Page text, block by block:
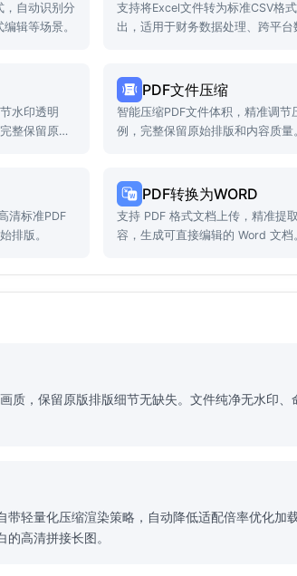
，自动识别分
辑等场景。
支持将Excel文件转为标准CSV格
出，适用于财务数据处理、跨平台
水印透明
整保留原始
PDF文件压缩
智能压缩PDF文件体积，精准调节
例，完整保留原始排版和内容质量
清标准PDF
排版。
PDF转换为WORD
支持 PDF 格式文档上传，精准提
容，生成可直接编辑的 Word 文档
质，保留原版排版细节无缺失。文件纯净无水印、
轻量化压缩渲染策略，自动降低适配倍率优化加
高清拼接长图。